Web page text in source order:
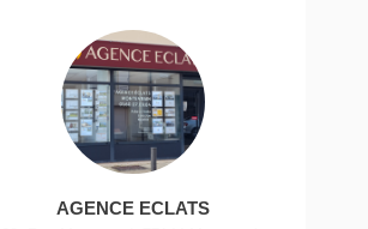
AGENCE ECLATS